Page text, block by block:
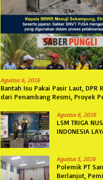
Agustus 6, 2026
Bantah Isu Pakai Pasir Laut, DPR
dari Penambang Resmi, Proyek
Agustus 6, 2026
LSM TRIGA
INDONESIA
KELAS IIB
PERMOHONAN
PUBLIK
Agustus 5, 2026
Polemik PT
Berlanjut,